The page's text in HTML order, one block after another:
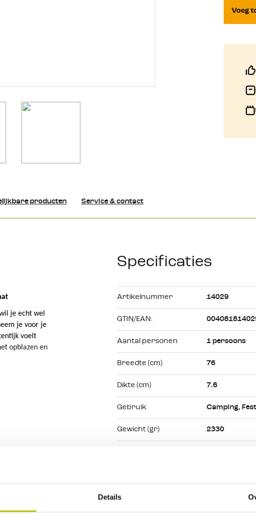
Details
Voeg
producten Service & contact
je echt wel
je voor je
voelt
opblazen en
Je moet
na 2
Specificaties
Artikelnummer 14029
GTIN/EAN:
Aantal personen 1 persoons
Breedte (cm) 76
Dikte (cm) 7.6
Gebruik Camping,
Gewicht (gr) 2330
Bekijk alle specificaties